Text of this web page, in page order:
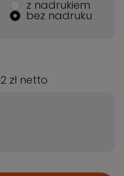
z nadrukiem
bez nadruku
zł netto